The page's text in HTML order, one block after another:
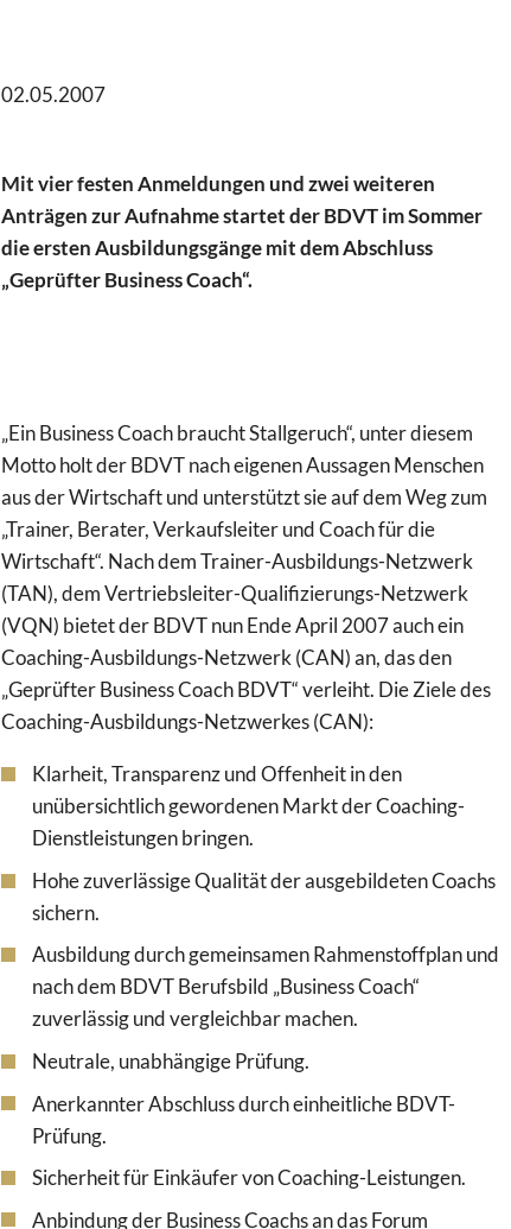
02.05.2007
Mit vier festen Anmeldungen und zwei weiteren
Anträgen zur Aufnahme startet der BDVT im Sommer
die ersten Ausbildungsgänge mit dem Abschluss
„Geprüfter Business Coach“.
„Ein Business Coach braucht Stallgeruch“, unter diesem
Motto holt der BDVT nach eigenen Aussagen Menschen
aus der Wirtschaft und unterstützt sie auf dem Weg zum
„Trainer, Berater, Verkaufsleiter und Coach für die
Wirtschaft“. Nach dem Trainer-Ausbildungs-Netzwerk
(TAN), dem Vertriebsleiter-Qualifizierungs-Netzwerk
(VQN) bietet der BDVT nun Ende April 2007 auch ein
Coaching-Ausbildungs-Netzwerk (CAN) an, das den
„Geprüfter Business Coach BDVT“ verleiht. Die Ziele des
Coaching-Ausbildungs-Netzwerkes (CAN):
Klarheit, Transparenz und Offenheit in den
unübersichtlich gewordenen Markt der Coaching-
Dienstleistungen bringen.
Hohe zuverlässige Qualität der ausgebildeten Coachs
sichern.
Ausbildung durch gemeinsamen Rahmenstoffplan und
nach dem BDVT Berufsbild „Business Coach“
zuverlässig und vergleichbar machen.
Neutrale, unabhängige Prüfung.
Anerkannter Abschluss durch einheitliche BDVT-
Prüfung.
Sicherheit für Einkäufer von Coaching-Leistungen.
Anbindung der Business Coachs an das Forum